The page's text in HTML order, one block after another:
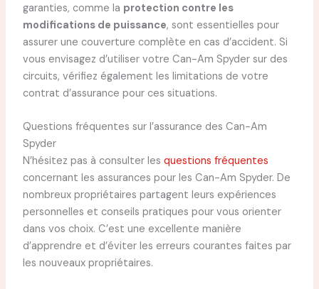
garanties, comme la protection contre les
modifications de puissance, sont essentielles pour
assurer une couverture complète en cas d’accident. Si
vous envisagez d’utiliser votre Can-Am Spyder sur des
circuits, vérifiez également les limitations de votre
contrat d’assurance pour ces situations.
Questions fréquentes sur l’assurance des Can-Am
Spyder
N’hésitez pas à consulter les questions fréquentes
concernant les assurances pour les Can-Am Spyder. De
nombreux propriétaires partagent leurs expériences
personnelles et conseils pratiques pour vous orienter
dans vos choix. C’est une excellente manière
d’apprendre et d’éviter les erreurs courantes faites par
les nouveaux propriétaires.